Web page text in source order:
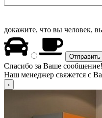
докажите, что вы человек,
Спасибо за Ваше сообщение!
Наш менеджер свяжется с